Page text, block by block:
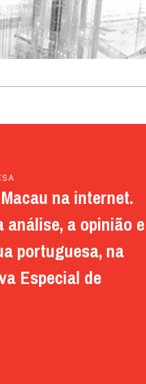
vão a
na internet.
análise, a opinião e
portuguesa, na
Especial de